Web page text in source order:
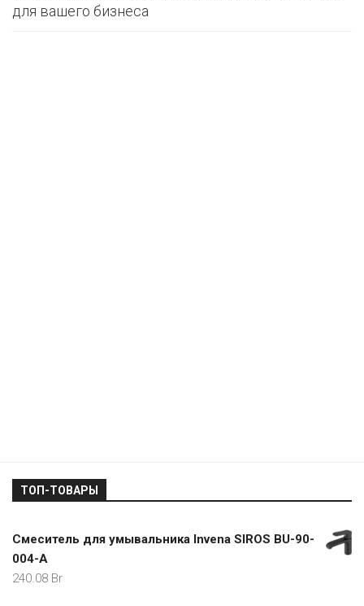
для вашего бизнеса
ТОП-ТОВАРЫ
Смеситель для умывальника Invena SIROS BU-90-
004-A
240.08 Br